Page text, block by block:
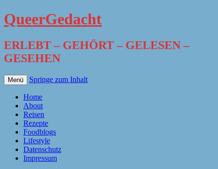
QueerGedacht
ERLEBT – GEHÖRT – GELESEN –
GESEHEN
Menü Springe zum Inhalt
Home
About
Reisen
Rezepte
Foodblogs
Lifestyle
Datenschutz
Impressum